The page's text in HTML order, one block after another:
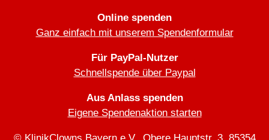
Online spenden
Ganz einfach mit unserem Spendenformular
Für PayPal-Nutzer
Schnellspende über Paypal
Aus Anlass spenden
Eigene Spendenaktion starten
© KlinikClowns Bayern e.V., Obere Hauptstr. 3, 85354